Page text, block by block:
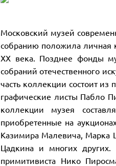
Московский музей
собранию положила личная
XX века. Позднее фонды
собраний отечественного
часть коллекции состоит
графические листы Пабло
коллекции музея
приобретенные на
Казимира Малевича, Марка
Цадкина и многих других.
примитивиста Нико